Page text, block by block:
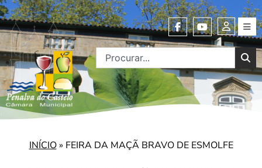
INÍCIO» FEIRA DA MAÇÃ BRAVO DE ESMOLFE